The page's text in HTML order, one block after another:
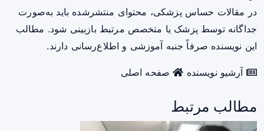
در مقالات حساس پزشکی، محتوای منتشرشده باید به‌صورت
جداگانه توسط پزشک یا متخصص مرتبط بازبینی شود. مطالب
این نویسنده صرفاً جنبه آموزشی و اطلاع‌رسانی دارند.
آرشیو نویسنده صفحه اصلی
مطالب مرتبط